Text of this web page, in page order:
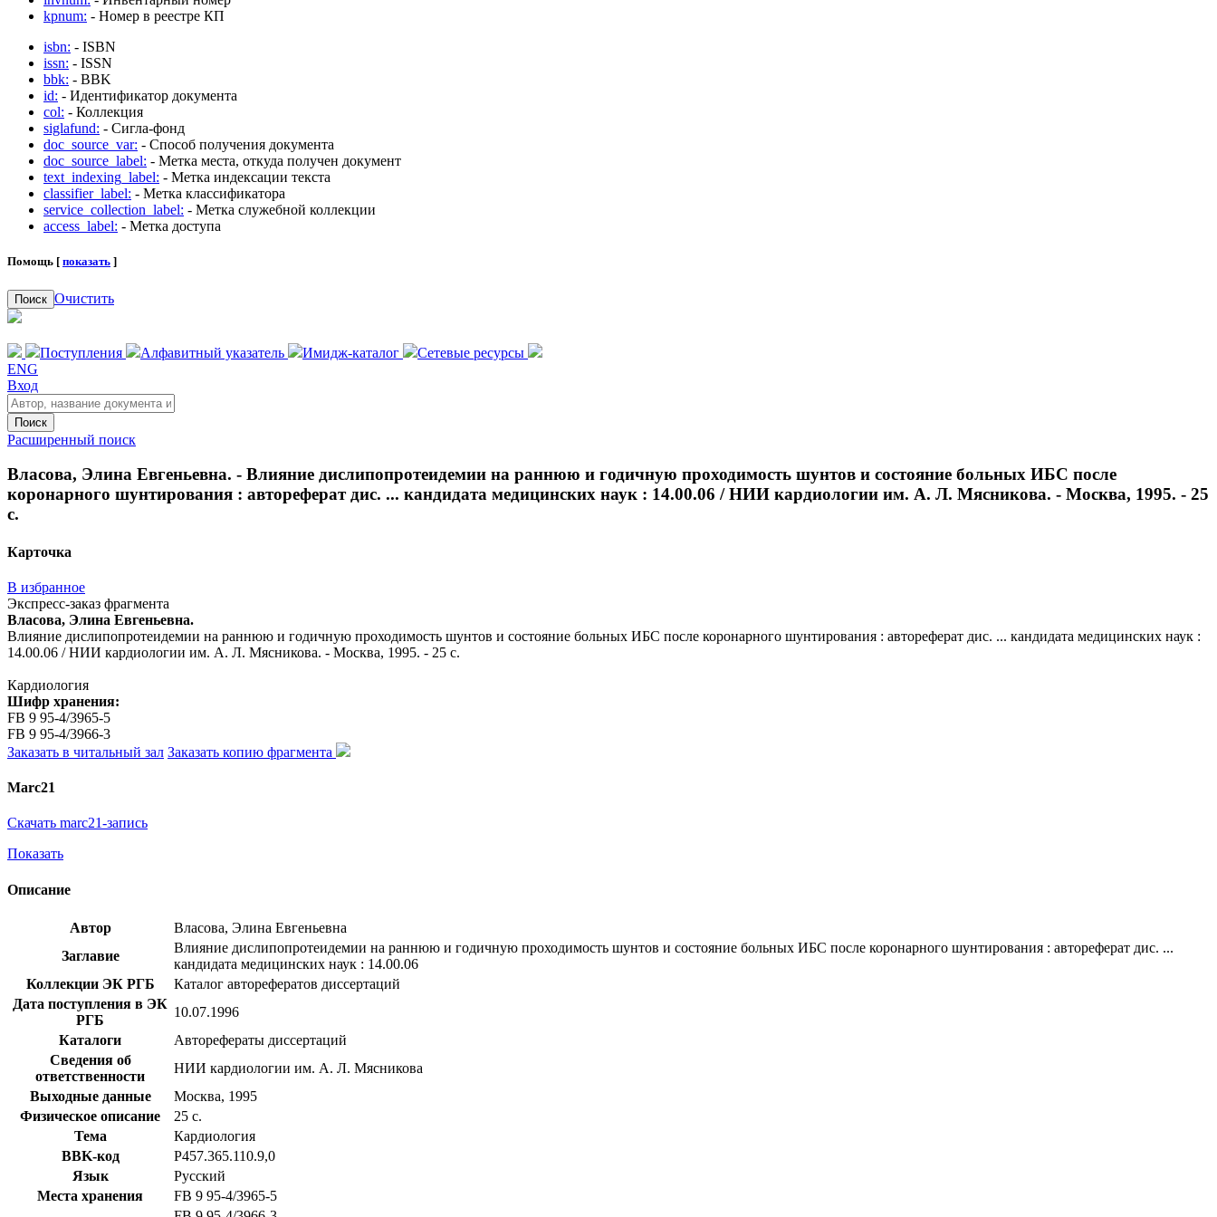
kpnum: - Номер в реестре КП
isbn: - ISBN
issn: - ISSN
bbk: - BBK
id: - Идентификатор документа
col: - Коллекция
siglafund: - Сигла-фонд
doc_source_var: - Способ получения документа
doc_source_label: - Метка места, откуда получен документ
text_indexing_label: - Метка индексации текста
classifier_label: - Метка классификатора
service_collection_label: - Метка служебной коллекции
access_label: - Метка доступа
Помощь [ показать ]
Поиск Очистить
Поступления Алфавитный указатель Имидж-каталог
Сетевые ресурсы
ENG
Вход
Поиск
Расширенный поиск
Власова, Элина Евгеньевна. - Влияние дислипопротеидемии на раннюю и годичную проходимость шунтов и состояние больных ИБС после
коронарного шунтирования : автореферат дис. ... кандидата медицинских наук : 14.00.06 / НИИ кардиологии им. А. Л. Мясникова. - Москва, 1995. - 25
с.
Карточка
В избранное
Экспресс-заказ фрагмента
Власова, Элина Евгеньевна.
Влияние дислипопротеидемии на раннюю и годичную проходимость шунтов и состояние больных ИБС после коронарного шунтирования : автореферат дис. ... кандидата медицинских наук :
14.00.06 / НИИ кардиологии им. А. Л. Мясникова. - Москва, 1995. - 25 с.
Кардиология
Шифр хранения:
FB 9 95-4/3965-5
FB 9 95-4/3966-3
Заказать в читальный зал Заказать копию фрагмента
Marc21
Скачать marc21-запись
Показать
Описание
Автор
Власова, Элина Евгеньевна
Заглавие
Влияние дислипопротеидемии на раннюю и годичную проходимость шунтов и состояние больных ИБС после коронарного шунтирования : автореферат дис. ...
кандидата медицинских наук : 14.00.06
Коллекции ЭК РГБ
Каталог авторефератов диссертаций
Дата поступления в ЭК
РГБ
10.07.1996
Каталоги
Авторефераты диссертаций
Сведения об
ответственности
НИИ кардиологии им. А. Л. Мясникова
Выходные данные
Москва, 1995
Физическое описание
25 с.
Тема
Кардиология
BBK-код
Р457.365.110.9,0
Язык
Русский
Места хранения
FB 9 95-4/3965-5